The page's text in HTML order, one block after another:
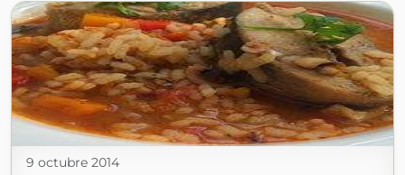
9 octubre 2014